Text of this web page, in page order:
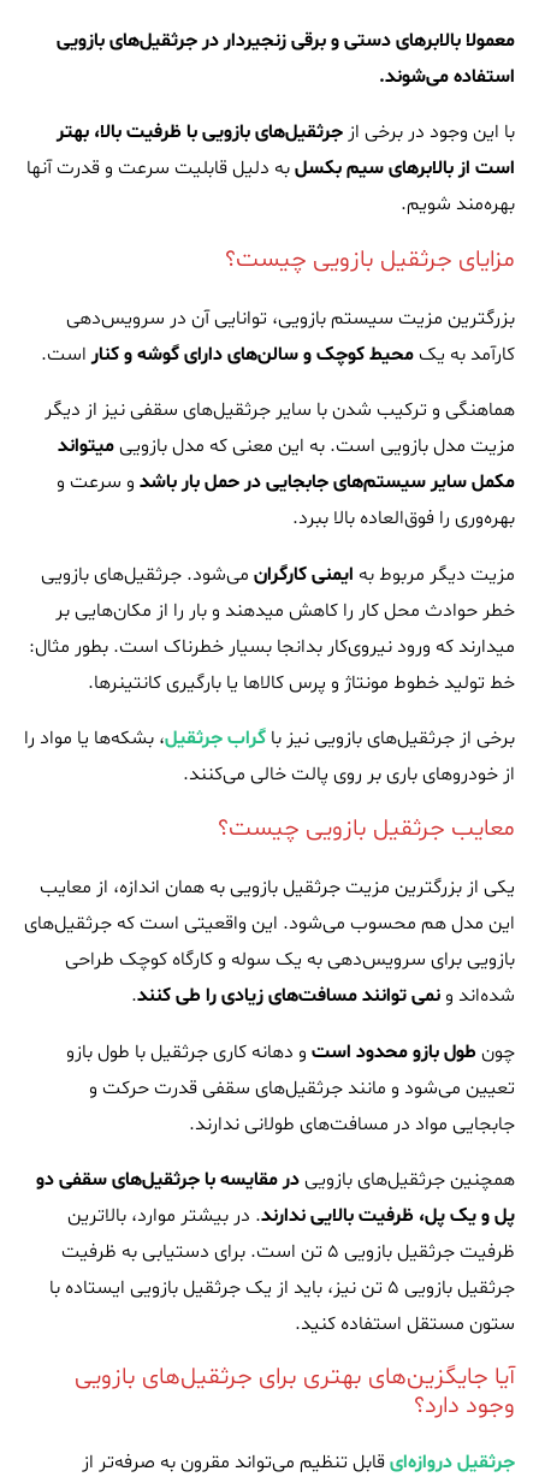
معمولا بالابرهای دستی و برقی زنجیردار در جرثقیل‌های بازویی
استفاده می‌شوند.
با این وجود در برخی از جرثقیل‌های بازویی با ظرفیت بالا، بهتر
است از بالابرهای سیم بکسلبه دلیل قابلیت سرعت و قدرت آنها
بهره‌مند شویم.
مزایای جرثقیل بازویی چیست؟
بزرگترین مزیت سیستم بازویی، توانایی آن در سرویس‌دهی
کارآمد به یک محیط کوچک و سالن‌های دارای گوشه و کنار است.
هماهنگی و ترکیب شدن با سایر جرثقیل‌های سقفی نیز از دیگر
مزیت مدل بازویی است. به این معنی که مدل بازوییمیتواند
مکمل سایر سیستم‌های جابجایی در حمل بار باشد و سرعت و
بهره‌وری را فوق‌العاده بالا ببرد.
مزیت دیگر مربوط به ایمنی کارگران می‌شود. جرثقیل‌های بازویی
خطر حوادث محل کار را کاهش میدهند و بار را از مکان‌هایی بر
میدارند که ورود نیروی‌کار بدانجا بسیار خطرناک است. بطور مثال:
خط تولید خطوط مونتاژ و پرس کالاها یا بارگیری کانتینرها.
برخی از جرثقیل‌های بازویی نیز با گراب جرثقیل، بشکه‌ها یا مواد را
از خودروهای باری بر روی پالت خالی می‌کنند.
معایب جرثقیل بازویی چیست؟
یکی از بزرگترین مزیت جرثقیل بازویی به همان اندازه، از معایب
این مدل هم محسوب می‌شود. این واقعیتی است که جرثقیل‌های
بازویی برای سرویس‌دهی به یک سوله و کارگاه کوچک طراحی
شده‌اند و نمی توانند مسافت‌های زیادی را طی کنند.
چون طول بازو محدود است و دهانه کاری جرثقیل با طول بازو
تعیین می‌شود و مانند جرثقیل‌های سقفی قدرت حرکت و
جابجایی مواد در مسافت‌های طولانی ندارند.
همچنین جرثقیل‌های بازوییدر مقایسه با جرثقیل‌های سقفی دو
پل و یک پل، ظرفیت بالایی ندارند. در بیشتر موارد، بالاترین
ظرفیت جرثقیل بازویی ۵ تن است. برای دستیابی به ظرفیت
جرثقیل بازویی ۵ تن نیز، باید از یک جرثقیل بازویی ایستاده با
ستون مستقل استفاده کنید.
آیا جایگزین‌های بهتری برای جرثقیل‌های بازویی
وجود دارد؟
جرثقیل دروازه‌ایقابل تنظیم می‌تواند مقرون به صرفه‌تر از